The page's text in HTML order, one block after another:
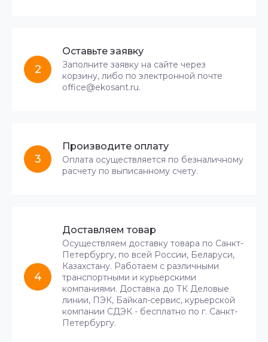
2
Оставьте заявку
Заполните заявку на сайте через
корзину, либо по электронной почте
office@ekosant.ru.
3
Производите оплату
Оплата осуществляется по безналичному
расчету по выписанному счету.
4
Доставляем товар
Осуществляем доставку товара по Санкт-
Петербургу, по всей России, Беларуси,
Казахстану. Работаем с различными
транспортными и курьерскими
компаниями. Доставка до ТК Деловые
линии, ПЭК, Байкал-сервис, курьерской
компании СДЭК - бесплатно по г. Санкт-
Петербургу.